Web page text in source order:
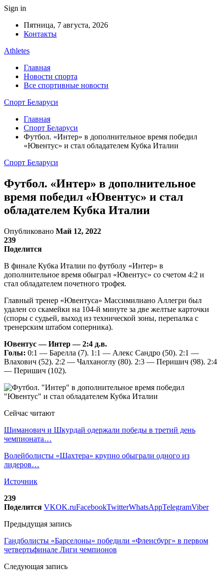
Sign in
Пятница, 7 августа, 2026
Контакты
Athletes
Главная
Новости спорта
Все спортивные новости
Спорт Беларуси
Главная
Спорт Беларуси
Футбол. «Интер» в дополнительное время победил
«Ювентус» и стал обладателем Кубка Италии
Спорт Беларуси
Футбол. «Интер» в дополнительное
время победил «Ювентус» и стал
обладателем Кубка Италии
Опубликовано Май 12, 2022
239
Поделится
В финале Кубка Италии по футболу «Интер» в
дополнительное время обыграл «Ювентус» со счетом 4:2 и
стал обладателем почетного трофея.
Главный тренер «Ювентуса» Массимилиано Аллегри был
удален со скамейки на 104-й минуте за две желтые карточки
(споры с судьей, выход из технической зоны, перепалка с
тренерским штабом соперника).
Ювентус — Интер — 2:4 д.в.
Голы: 0:1 — Барелла (7). 1:1 — Алекс Сандро (50). 2:1 —
Влахович (52). 2:2 — Чалханоглу (80). 2:3 — Перишич (98). 2:4
— Перишич (102).
Сейчас читают
Шиманович и Шкурдай одержали победы в третий день
чемпионата…
Волейболисты «Шахтера» крупно обыграли одного из
лидеров…
Источник
239
Поделится VKOK.ruFacebookTwitterWhatsAppTelegramViber
Предыдущая запись
Гандболисты «Барселоны» победили «Фленсбург» в первом
четвертьфинале Лиги чемпионов
Следующая запись